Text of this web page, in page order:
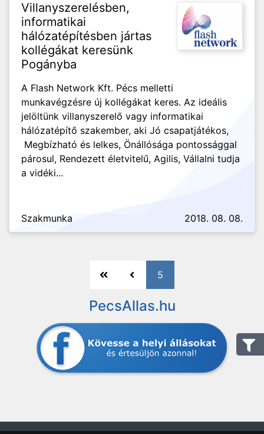
Villanyszerelésben,
informatikai
hálózatépítésben jártas
kollégákat keresünk
Pogányba
A Flash Network Kft. Pécs melletti
munkavégzésre új kollégákat keres. Az ideális
jelöltünk villanyszerelő vagy informatikai
hálózatépítő szakember, aki Jó csapatjátékos,
Megbízható és lelkes, Önállósága pontossággal
párosul, Rendezett életvitelű, Agilis, Vállalni tudja
a vidéki...
Szakmunka 2018. 08. 08.
5
PecsAllas.hu